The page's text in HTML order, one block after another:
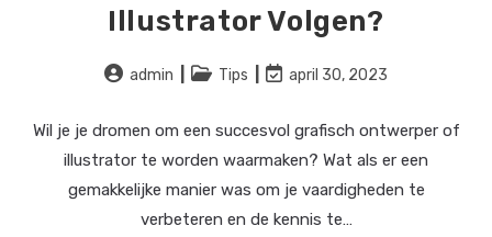
Illustrator Volgen?
Bericht
admin Berichtcategorie:
Tips
Laatste
bericht:
april 30, 2023
Wil je je dromen om een succesvol grafisch ontwerper of
illustrator te worden waarmaken? Wat als er een
gemakkelijke manier was om je vaardigheden te
verbeteren en de kennis te…